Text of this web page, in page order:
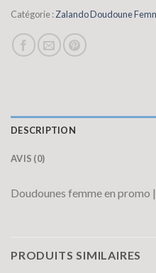
Catégorie :Zalando Doudoune
DESCRIPTION
AVIS (0)
Doudounes femme en promo
PRODUITS SIMILAIRES